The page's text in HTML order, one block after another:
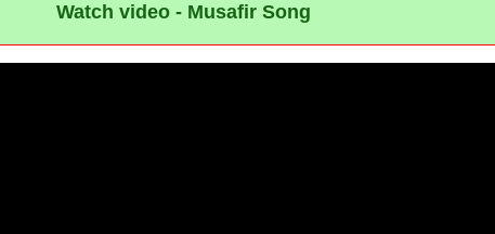
Watch video - Musafir Song